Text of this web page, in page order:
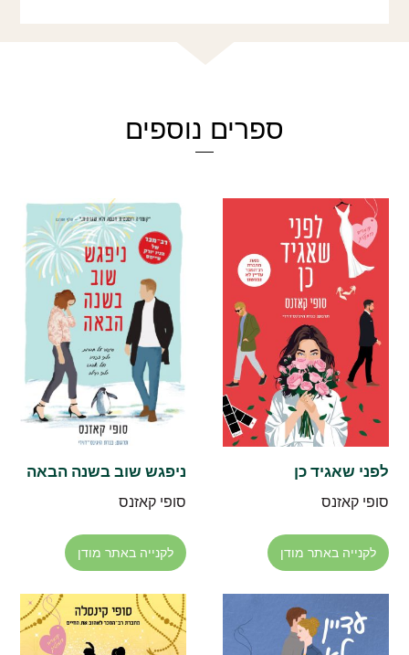
ספרים נוספים
לפני שאגיד כן
סופי קאזנס
לקנייה באתר מודן
ניפגש שוב בשנה הבאה
סופי קאזנס
לקנייה באתר מודן